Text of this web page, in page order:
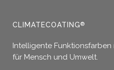
CLIMATECOATING®
Intelligente
für Mensch und Umwelt.